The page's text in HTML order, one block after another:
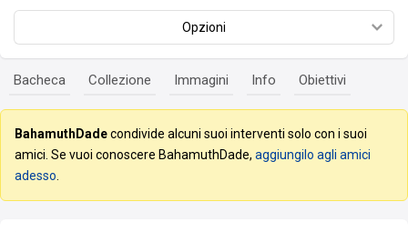
Opzioni
Bacheca Collezione Immagini Info Obiettivi
BahamuthDadecondivide alcuni suoi interventi solo con i suoi
amici. Se vuoi conoscere BahamuthDade, aggiungilo agli amici
adesso